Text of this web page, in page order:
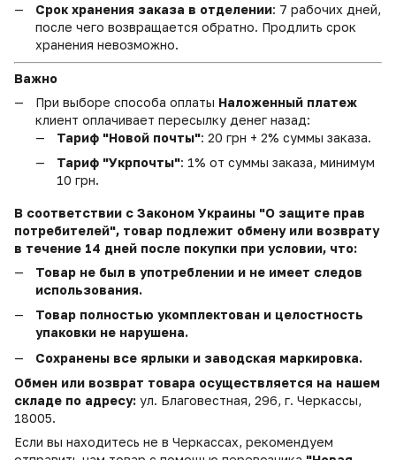
Срок хранения заказа в отделении: 7 рабочих дней,
после чего возвращается обратно. Продлить срок
хранения невозможно.
Важно
При выборе способа оплаты Наложенный платеж
клиент оплачивает пересылку денег назад:
Тариф "Новой почты": 20 грн + 2% суммы заказа.
Тариф "Укрпочты": 1% от суммы заказа, минимум
10 грн.
В соответствии с Законом Украины "О защите прав
потребителей", товар подлежит обмену или возврату
в течение 14 дней после покупки при условии, что:
Товар не был в употреблении и не имеет следов
использования.
Товар полностью укомплектован и целостность
упаковки не нарушена.
Сохранены все ярлыки и заводская маркировка.
Обмен или возврат товара осуществляется на нашем
складе по адресу: ул. Благовестная, 296, г. Черкассы,
18005.
Если вы находитесь не в Черкассах, рекомендуем